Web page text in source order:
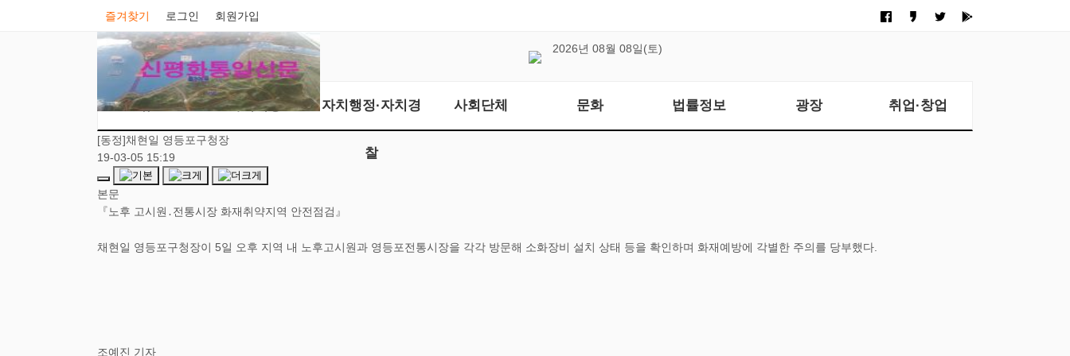
즐겨찾기 로그인 회원가입
2026년 08월 08일(토)
뉴스 가치의창조 자치행정·자치경
찰
사회단체 문화 법률정보 광장 취업·창업
[동정]채현일 영등포구청장
19-03-05 15:19
본문
『노후 고시원․전통시장 화재취약지역 안전점검』
채현일 영등포구청장이 5일 오후 지역 내 노후고시원과 영등포전통시장을 각각 방문해 소화장비 설치 상태 등을 확인하며 화재예방에 각별한 주의를 당부했다.
조예진 기자